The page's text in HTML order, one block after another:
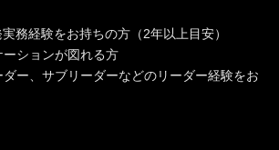
務経験をお持ちの方（2年以上目安）
ーションが図れる方
ダー、サブリーダーなどのリーダー経験をお